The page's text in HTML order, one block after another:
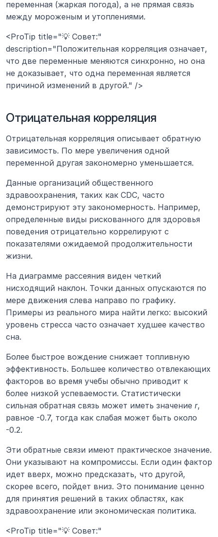
переменная (жаркая погода), а не прямая связь
между мороженым и утоплениями.
<ProTip title="💡 Совет:"
description="Положительная корреляция означает,
что две переменные меняются синхронно, но она
не доказывает, что одна переменная является
причиной изменений в другой." />
Отрицательная корреляция
Отрицательная корреляция описывает обратную
зависимость. По мере увеличения одной
переменной другая закономерно уменьшается.
Данные организаций общественного
здравоохранения, таких как CDC, часто
демонстрируют эту закономерность. Например,
определенные виды рискованного для здоровья
поведения отрицательно коррелируют с
показателями ожидаемой продолжительности
жизни.
На диаграмме рассеяния виден четкий
нисходящий наклон. Точки данных опускаются по
мере движения слева направо по графику.
Примеры из реального мира найти легко: высокий
уровень стресса часто означает худшее качество
сна.
Более быстрое вождение снижает топливную
эффективность. Большее количество отвлекающих
факторов во время учебы обычно приводит к
более низкой успеваемости. Статистически
сильная обратная связь может иметь значение r,
равное -0.7, тогда как слабая может быть около
-0.2.
Эти обратные связи имеют практическое значение.
Они указывают на компромиссы. Если один фактор
идет вверх, можно предсказать, что другой,
скорее всего, пойдет вниз. Это понимание ценно
для принятия решений в таких областях, как
здравоохранение или экономическая политика.
<ProTip title="💡 Совет:"